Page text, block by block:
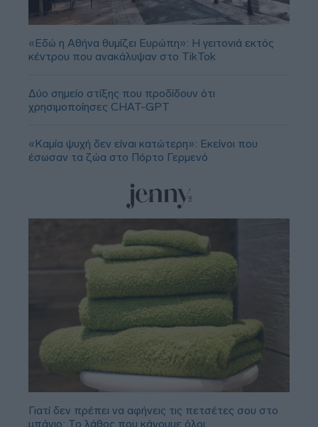
«Εδώ η Αθήνα θυμίζει Ευρώπη»: H γειτονιά εκτός
κέντρου που ανακάλυψαν στο TikTok
Δύο σημείο στίξης που προδίδουν ότι
χρησιμοποίησες CHAT-GPT
«Καμία ψυχή δεν είναι κατώτερη»: Εκείνοι που
έσωσαν τα ζώα στο Πόρτο Γερμενό
Γιατί δεν πρέπει να αφήνεις τις πετσέτες σου στο
μπάνιο; Το λάθος που κάνουμε όλοι